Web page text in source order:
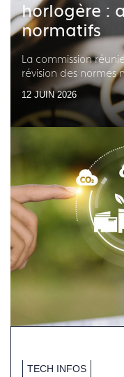
horlogère :
normatifs
La commission
révision des normes
normalisation
12 JUIN 2026
TECH INFOS